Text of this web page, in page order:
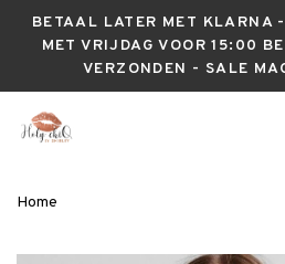
BETAAL LATER MET KLARNA
MET VRIJDAG VOOR 15:00
VERZONDEN - SALE
Home